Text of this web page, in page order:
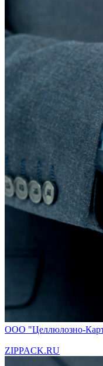
ООО "Целлюлозно-
ZIPPACK.RU